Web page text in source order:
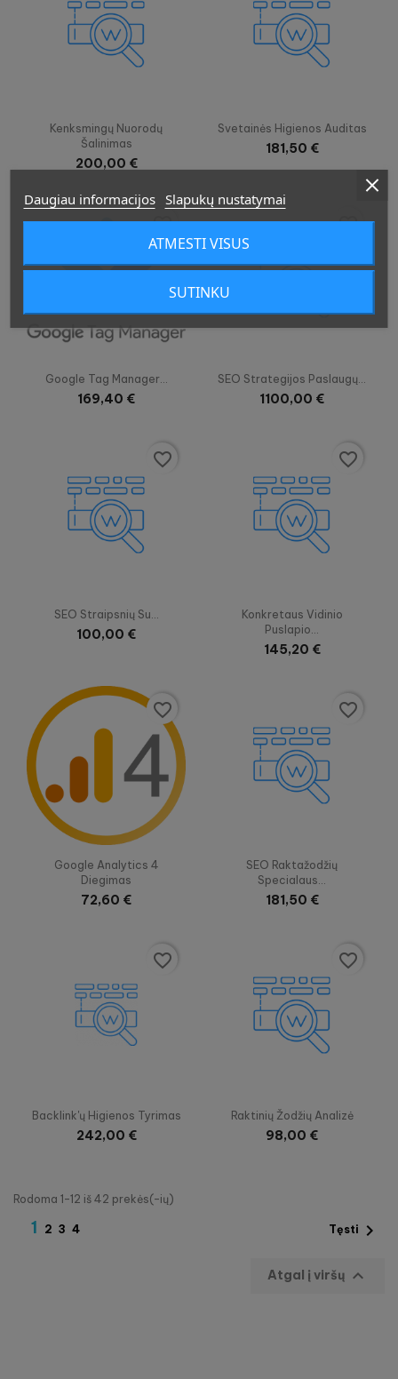
Daugiau informacijos Slapukų nustatymai
ATMESTI VISUS
SUTINKU
Greita peržiūra
Kenksmingų Nuorodų
Šalinimas
200,00 €
Greita peržiūra
Svetainės Higienos Auditas
181,50 €
Greita peržiūra
Google Tag Manager...
169,40 €
favorite_border
Greita peržiūra
SEO Strategijos Paslaugų...
1100,00 €
favorite_border
Greita peržiūra
SEO Straipsnių Su...
100,00 €
favorite_border
Greita peržiūra
Konkretaus Vidinio
Puslapio...
145,20 €
favorite_border
Greita peržiūra
Google Analytics 4
Diegimas
72,60 €
favorite_border
Greita peržiūra
SEO Raktažodžių
Specialaus...
181,50 €
favorite_border
Greita peržiūra
Backlink'ų Higienos Tyrimas
242,00 €
favorite_border
Greita peržiūra
Raktinių Žodžių Analizė
98,00 €
favorite_border
Rodoma 1-12 iš 42 prekės(-ių)
1 2 3 4 Tęsti 
Atgal į viršų 